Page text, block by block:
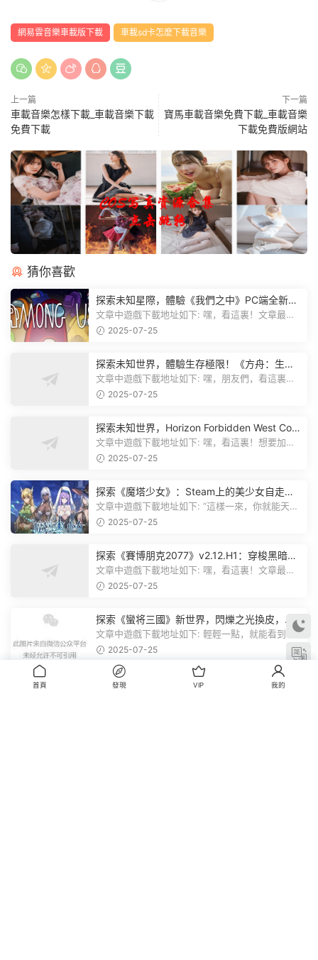
網易雲音樂車載版下載 車載sd卡怎麽下載音樂
上一篇
車載音樂怎樣下載_車載音樂下載
免費下載
下一篇
寶馬車載音樂免費下載_車載音樂
下載免費版網站
猜你喜歡
探索未知星際，體驗《我們之中》PC端全新版
本
文章中遊戲下載地址如下: 嘿，看這裏！文章最後
有個圖片，點一下就能加入我們遊...
2025-07-25
探索未知世界，體驗生存極限！《方舟：生存
飛升》v38.9中文版全新升級！
文章中遊戲下載地址如下: 嘿，朋友們，看這裏！
《方舟：生存飛升》這個遊戲超火...
2025-07-25
探索未知世界，Horizon Forbidden West Com
plete Edition正式發布！
文章中遊戲下載地址如下: 嘿，看這裏！想要加入
遊戲資源分享群，就點文章最後那...
2025-07-25
探索《魔塔少女》：Steam上的美少女自走
棋，戰鬥與策略的雙重盛宴！
文章中遊戲下載地址如下: “這樣一來，你就能天天
2025-07-25
探索《賽博朋克2077》v2.12.H1：穿梭黑暗都
市，感受未來世界的震撼
文章中遊戲下載地址如下: 嘿，看這裏！文章最後
有個圖片，點一下就能加入我們的...
2025-07-25
探索《蠻将三國》新世界，閃爍之光換皮，共
赴手遊盛宴！
文章中遊戲下載地址如下: 輕輕一點，就能看到原
文。 滑動一下屏幕，就能看到...
2025-07-25
首頁 發現 VIP 我的